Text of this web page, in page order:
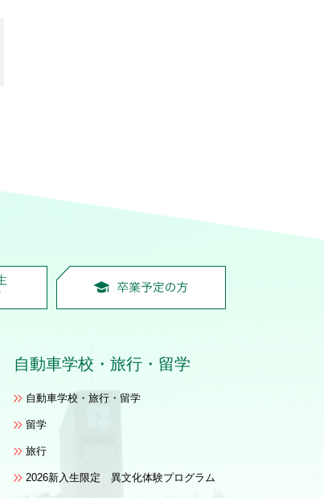
自動車学校 ・ 旅行・留学
自動車学校・旅行・留学
留学
旅行
2026新入生限定 異文化体験プログラム